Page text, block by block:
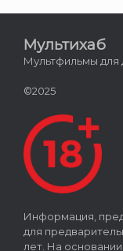
Мультихаб
Мультфильмы для
©2025
Информация,
для
лет. На